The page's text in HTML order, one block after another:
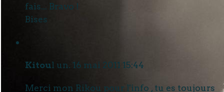
fais... Bravo !
Bises
Kitoul un. 16 mai 2011 15:44
Merci mon Rikou pour l'info , tu es toujours